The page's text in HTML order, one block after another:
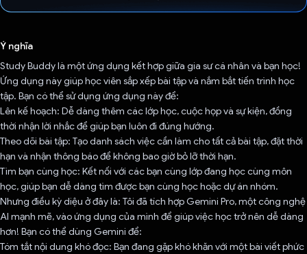
Ý nghĩa
Study Buddy là một ứng dụng kết hợp giữa gia sư cá nhân và bạn học!
Ứng dụng này giúp học viên sắp xếp bài tập và nắm bắt tiến trình học
tập. Bạn có thể sử dụng ứng dụng này để:
Lên kế hoạch: Dễ dàng thêm các lớp học, cuộc họp và sự kiện, đồng
thời nhận lời nhắc để giúp bạn luôn đi đúng hướng.
Theo dõi bài tập: Tạo danh sách việc cần làm cho tất cả bài tập, đặt thời
hạn và nhận thông báo để không bao giờ bỏ lỡ thời hạn.
Tìm bạn cùng học: Kết nối với các bạn cùng lớp đang học cùng môn
học, giúp bạn dễ dàng tìm được bạn cùng học hoặc dự án nhóm.
Nhưng điều kỳ diệu ở đây là: Tôi đã tích hợp Gemini Pro, một công nghệ
AI mạnh mẽ, vào ứng dụng của mình để giúp việc học trở nên dễ dàng
hơn! Bạn có thể dùng Gemini để:
Tóm tắt nội dung khó đọc: Bạn đang gặp khó khăn với một bài viết phức